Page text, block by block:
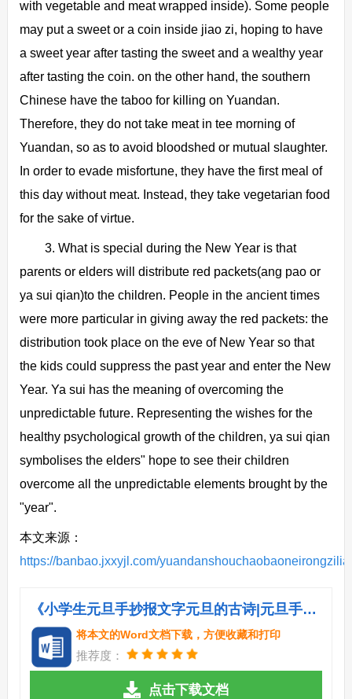
with vegetable and meat wrapped inside). Some people
may put a sweet or a coin inside jiao zi, hoping to have
a sweet year after tasting the sweet and a wealthy year
after tasting the coin. on the other hand, the southern
Chinese have the taboo for killing on Yuandan.
Therefore, they do not take meat in tee morning of
Yuandan, so as to avoid bloodshed or mutual slaughter.
In order to evade misfortune, they have the first meal of
this day without meat. Instead, they take vegetarian food
for the sake of virtue.
3. What is special during the New Year is that
parents or elders will distribute red packets(ang pao or
ya sui qian)to the children. People in the ancient times
were more particular in giving away the red packets: the
distribution took place on the eve of New Year so that
the kids could suppress the past year and enter the New
Year. Ya sui has the meaning of overcoming the
unpredictable future. Representing the wishes for the
healthy psychological growth of the children, ya sui qian
symbolises the elders" hope to see their children
overcome all the unpredictable elements brought by the
"year".
本文来源：
https://banbao.jxxyjl.com/
《小学生元旦手抄报文字元旦的古诗|元旦手抄报：元旦的英文介绍.doc》
将本文的Word文档下载，方便收藏和打印
推荐度：
点击下载文档